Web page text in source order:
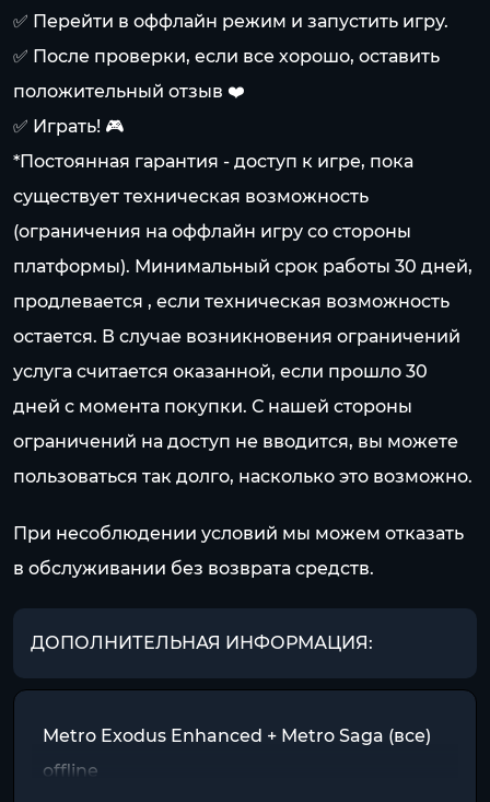
✅ Перейти в оффлайн режим и запустить игру.
✅ После проверки, если все хорошо, оставить
положительный отзыв ❤️
✅ Играть! 🎮
*Постоянная гарантия - доступ к игре, пока
существует техническая возможность
(ограничения на оффлайн игру со стороны
платформы). Минимальный срок работы 30 дней,
продлевается , если техническая возможность
остается. В случае возникновения ограничений
услуга считается оказанной, если прошло 30
дней с момента покупки. С нашей стороны
ограничений на доступ не вводится, вы можете
пользоваться так долго, насколько это возможно.
При несоблюдении условий мы можем отказать
в обслуживании без возврата средств.
ДОПОЛНИТЕЛЬНАЯ ИНФОРМАЦИЯ:
Metro Exodus Enhanced + Metro Saga (все)
offline